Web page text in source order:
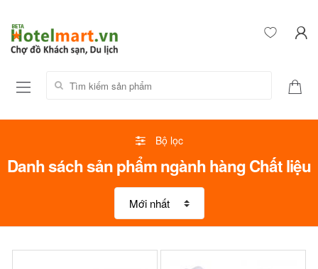
Tìm kiếm sản phẩm:
Bộ lọc
Danh sách sản phẩm ngành hàng Chất liệu